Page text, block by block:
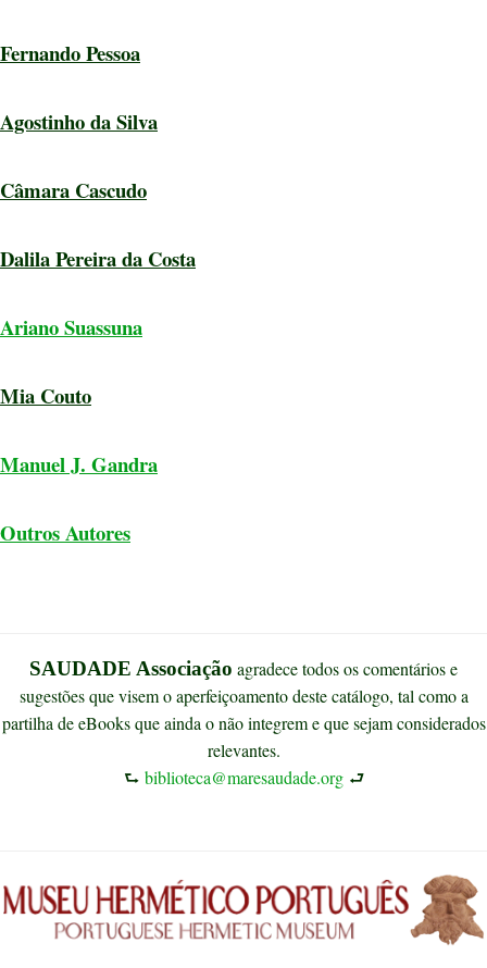
Fernando Pessoa
Agostinho da Silva
Câmara Cascudo
Dalila Pereira da Costa
Ariano Suassuna
Mia Couto
Manuel J. Gandra
Outros Autores
SAUDADE Associação agradece todos os comentários e
sugestões que visem o aperfeiçoamento deste catálogo, tal como a
partilha de eBooks que ainda o não integrem e que sejam considerados
relevantes.
⮑ biblioteca@maresaudade.org⮐